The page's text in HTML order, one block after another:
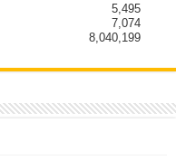
5,495
7,074
8,040,199